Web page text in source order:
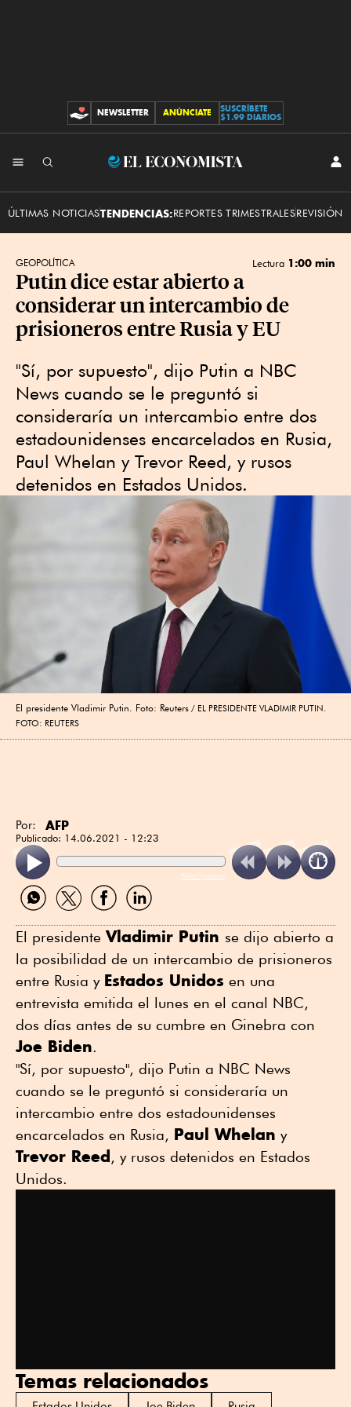
CONTRIBUCIONES
NEWSLETTER ANÚNCIATE
SUSCRÍBETE
$1.99 DIARIOS
El
ÚLTIMAS NOTICIASTENDENCIAS:REPORTES TRIMESTRALESREVISIÓN
GEOPOLÍTICA Lectura 1:00 min
Putin dice estar abierto a
considerar un intercambio de
prisioneros entre Rusia y EU
"Sí, por supuesto", dijo Putin a NBC
News cuando se le preguntó si
consideraría un intercambio entre dos
estadounidenses encarcelados en Rusia,
Paul Whelan y Trevor Reed, y rusos
detenidos en Estados Unidos.
El presidente Vladimir Putin. Foto: Reuters
EL PRESIDENTE VLADIMIR PUTIN.
FOTO: REUTERS
Por: AFP
Publicado: 14.06.2021 - 12:23
ReadSpeaker
Compartir
por
Compartir
por
Compartir
por
Compartir
por
El presidenteVladimir Putin se dijo abierto a
la posibilidad de un intercambio de prisioneros
entre Rusia y Estados Unidos en una
entrevista emitida el lunes en el canal NBC,
dos días antes de su cumbre en Ginebra con
Joe Biden.
"Sí, por supuesto", dijo Putin a NBC News
cuando se le preguntó si consideraría un
intercambio entre dos estadounidenses
encarcelados en Rusia, Paul Whelan y
Trevor Reed, y rusos detenidos en Estados
Unidos.
Temas relacionados